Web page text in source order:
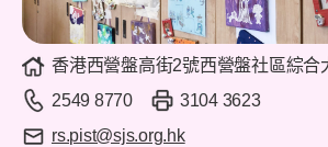
香港西營盤高街2號西營盤社區綜合
2549 8770
3104 3623
rs.pist@sjs.org.hk